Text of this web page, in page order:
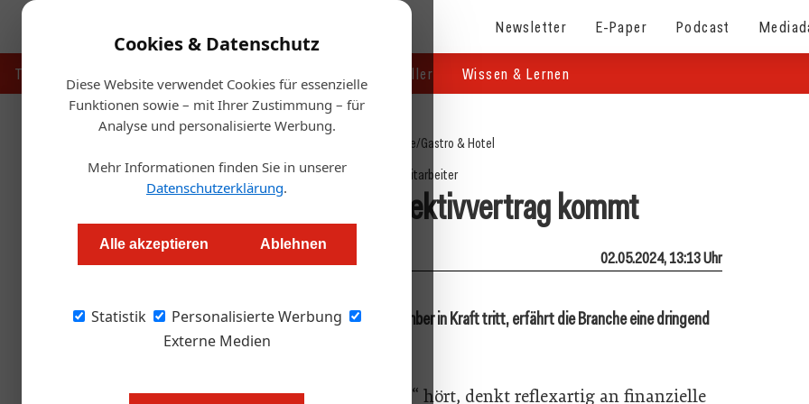
Cookies & Datenschutz
Diese Website verwendet Cookies für essenzielle
Funktionen sowie – mit Ihrer Zustimmung – für
Analyse und personalisierte Werbung.
Mehr Informationen finden Sie in unserer
Datenschutzerklärung.
Alle akzeptieren Ablehnen
Statistik
Personalisierte Werbung
Externe Medien
Newsletter E-Paper Podcast
Touristik Handel & Hersteller Wissen & Lernen
Startseite/Gastro & Hotel
Mitarbeiter
Neuer Hotel-Kollektivvertrag kommt
Redaktion.OEGZ 02.05.2024, 13:13 Uhr
Mit einem neuen Kollektivvertrag, der im November in Kraft tritt, erfährt die Branche eine dringend
notwendige Erneuerung.
Wer das Stichwort „Kollektivvertrag“ hört, denkt reflexartig an finanzielle